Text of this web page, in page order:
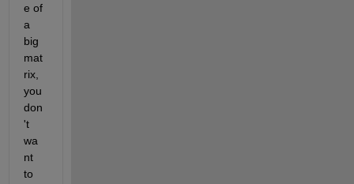
e of
a
big
mat
rix,
you
don
't
wa
nt
to